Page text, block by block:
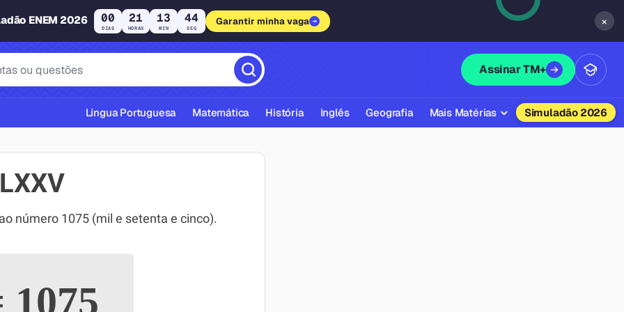
ENEM 2026 00
DIAS
21
HORAS
13
MIN
43
SEG
Garantir minha vaga ×
Assinar TM+
ABNT
Língua Portuguesa Matemática História Inglês Geografia Mais Matérias Simuladão 2026
número 1075 (mil e setenta e cinco).
1075